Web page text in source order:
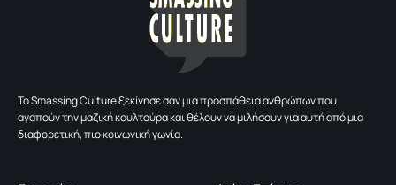
To Smassing Culture ξεκίνησε σαν μια προσπάθεια ανθρώπων που
αγαπούν την μαζική κουλτούρα και θέλουν να μιλήσουν για αυτή από μια
διαφορετική, πιο κοινωνική γωνία.